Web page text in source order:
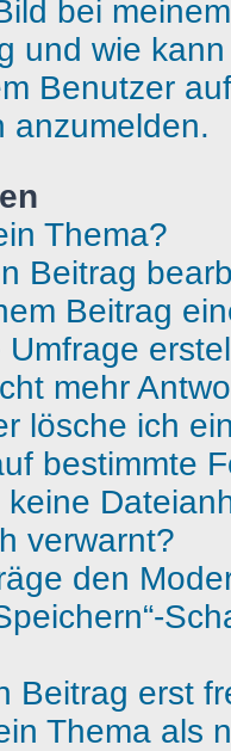
bei
und wie
Benutzer
anzumelden.
Thema?
Beitrag
Beitrag
mehr
lösche ich
bestimmte
verwarnt?
den
Beitrag erst
Thema als